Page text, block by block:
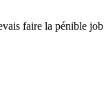
faire la pénible job